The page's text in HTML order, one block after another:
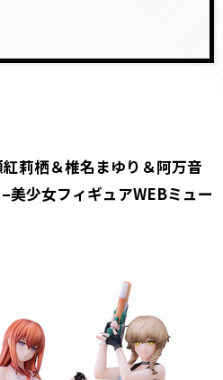
莉栖＆椎名まゆり＆阿万音
美少女フィギュアWEBミュー